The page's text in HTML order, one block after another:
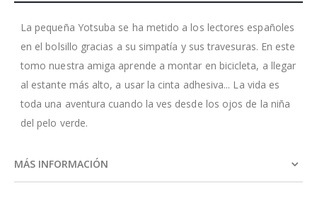
La pequeña Yotsuba se ha metido a los lectores españoles
en el bolsillo gracias a su simpatía y sus travesuras. En este
tomo nuestra amiga aprende a montar en bicicleta, a llegar
al estante más alto, a usar la cinta adhesiva... La vida es
toda una aventura cuando la ves desde los ojos de la niña
del pelo verde.
MÁS INFORMACIÓN